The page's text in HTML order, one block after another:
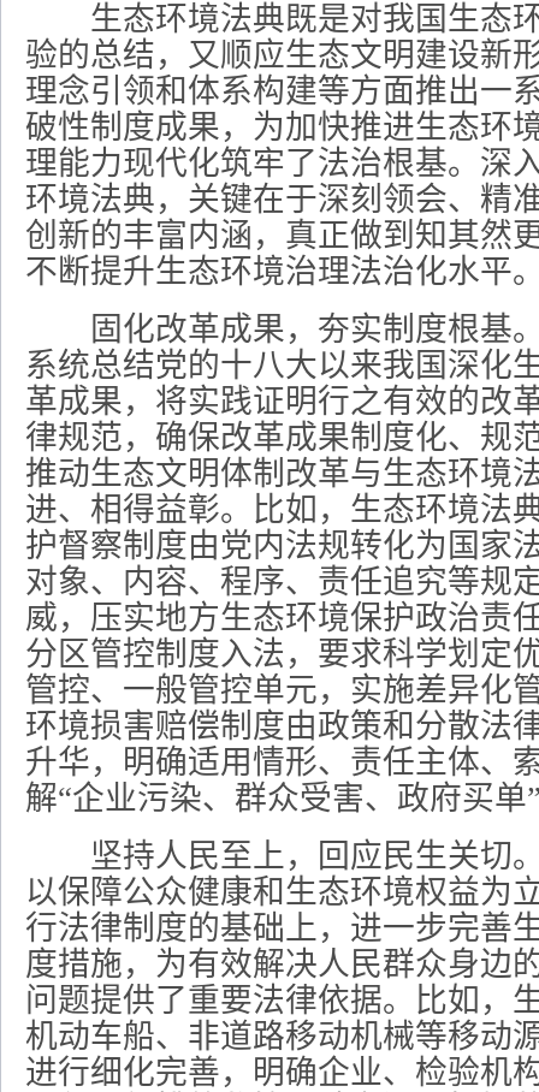
生态环境法典既是对我国生态
验的总结，又顺应生态文明建设新
理念引领和体系构建等方面推出一
破性制度成果，为加快推进生态环
理能力现代化筑牢了法治根基。深
环境法典，关键在于深刻领会、精
创新的丰富内涵，真正做到知其然
不断提升生态环境治理法治化水平
固化改革成果，夯实制度根基
系统总结党的十八大以来我国深化
革成果，将实践证明行之有效的改
律规范，确保改革成果制度化、规
推动生态文明体制改革与生态环境
进、相得益彰。比如，生态环境法
护督察制度由党内法规转化为国家
对象、内容、程序、责任追究等规
威，压实地方生态环境保护政治责
分区管控制度入法，要求科学划定
管控、一般管控单元，实施差异化
环境损害赔偿制度由政策和分散法
升华，明确适用情形、责任主体、
解“企业污染、群众受害、政府买单
坚持人民至上，回应民生关切
以保障公众健康和生态环境权益为
行法律制度的基础上，进一步完善
度措施，为有效解决人民群众身边
问题提供了重要法律依据。比如，
机动车船、非道路移动机械等移动
进行细化完善，明确企业、检验机